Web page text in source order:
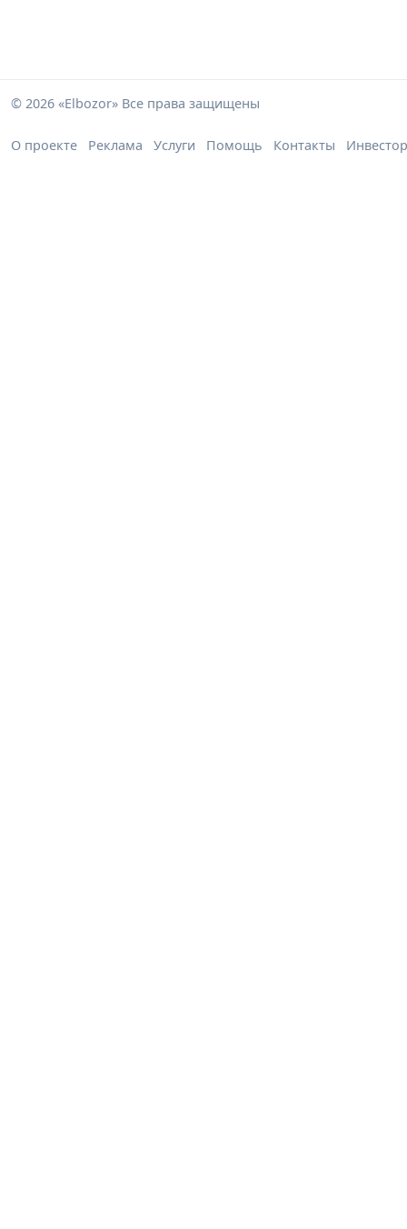
© 2026 «Elbozor» Все права защищены
О проекте Реклама Услуги Помощь Контакты